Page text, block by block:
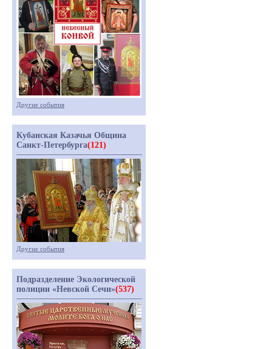
Другие события
Кубанская Казачья Община
Санкт-Петербурга(121)
Другие события
Подразделение Экологической
полиции «Невской Сечи»(537)